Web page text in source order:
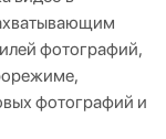
фотографий,
фотографий и